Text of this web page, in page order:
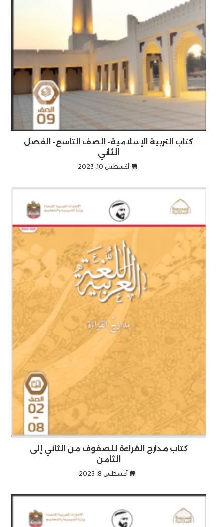
كتاب التربية الإسلامية- الصف التاسع- الفصل
الثاني
أغسطس 10, 2023
كتاب مدارج القراءة للصفوف من الثاني إلى
الثامن
أغسطس 8, 2023